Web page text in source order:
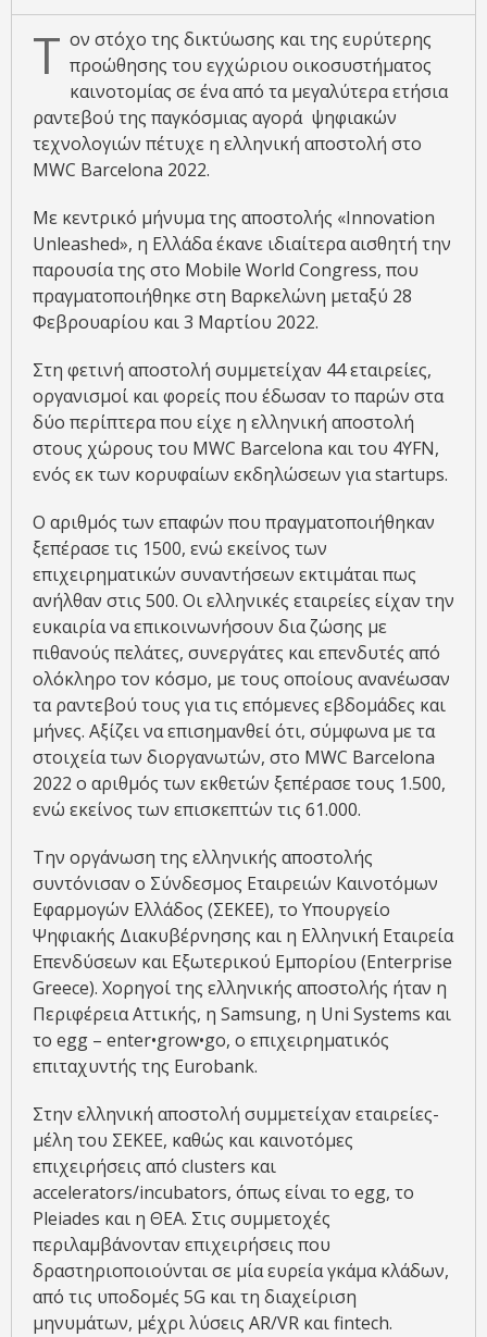
Τ ον στόχο της δικτύωσης και της ευρύτερης
προώθησης του εγχώριου οικοσυστήματος
καινοτομίας σε ένα από τα μεγαλύτερα ετήσια
ραντεβού της παγκόσμιας αγορά ψηφιακών
τεχνολογιών πέτυχε η ελληνική αποστολή στο
MWC Barcelona 2022.
Με κεντρικό μήνυμα της αποστολής «Innovation
Unleashed», η Ελλάδα έκανε ιδιαίτερα αισθητή την
παρουσία της στο Mobile World Congress, που
πραγματοποιήθηκε στη Βαρκελώνη μεταξύ 28
Φεβρουαρίου και 3 Μαρτίου 2022.
Στη φετινή αποστολή συμμετείχαν 44 εταιρείες,
οργανισμοί και φορείς που έδωσαν το παρών στα
δύο περίπτερα που είχε η ελληνική αποστολή
στους χώρους του MWC Barcelona και του 4YFN,
ενός εκ των κορυφαίων εκδηλώσεων για startups.
Ο αριθμός των επαφών που πραγματοποιήθηκαν
ξεπέρασε τις 1500, ενώ εκείνος των
επιχειρηματικών συναντήσεων εκτιμάται πως
ανήλθαν στις 500. Οι ελληνικές εταιρείες είχαν την
ευκαιρία να επικοινωνήσουν δια ζώσης με
πιθανούς πελάτες, συνεργάτες και επενδυτές από
ολόκληρο τον κόσμο, με τους οποίους ανανέωσαν
τα ραντεβού τους για τις επόμενες εβδομάδες και
μήνες. Αξίζει να επισημανθεί ότι, σύμφωνα με τα
στοιχεία των διοργανωτών, στο MWC Barcelona
2022 ο αριθμός των εκθετών ξεπέρασε τους 1.500,
ενώ εκείνος των επισκεπτών τις 61.000.
Την οργάνωση της ελληνικής αποστολής
συντόνισαν ο Σύνδεσμος Εταιρειών Καινοτόμων
Εφαρμογών Ελλάδος (ΣΕΚΕΕ), το Υπουργείο
Ψηφιακής Διακυβέρνησης και η Ελληνική Εταιρεία
Επενδύσεων και Εξωτερικού Εμπορίου (Enterprise
Greece). Χορηγοί της ελληνικής αποστολής ήταν η
Περιφέρεια Αττικής, η Samsung, η Uni Systems και
το egg – enter•grow•go, ο επιχειρηματικός
επιταχυντής της Eurobank.
Στην ελληνική αποστολή συμμετείχαν εταιρείες-
μέλη του ΣΕΚΕΕ, καθώς και καινοτόμες
επιχειρήσεις από clusters και
accelerators/incubators, όπως είναι το egg, το
Pleiades και η ΘΕΑ. Στις συμμετοχές
περιλαμβάνονταν επιχειρήσεις που
δραστηριοποιούνται σε μία ευρεία γκάμα κλάδων,
από τις υποδομές 5G και τη διαχείριση
μηνυμάτων, μέχρι λύσεις AR/VR και fintech.